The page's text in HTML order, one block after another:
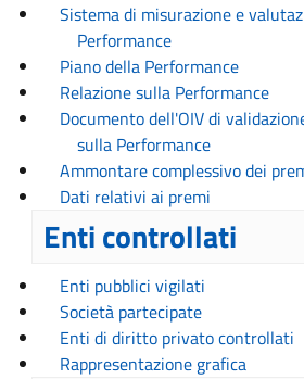
Sistema di misurazione e
Performance
Piano della Performance
Relazione sulla Performance
Documento dell'OIV di
sulla Performance
Ammontare complessivo dei
Dati relativi ai premi
Enti controllati
Enti pubblici vigilati
Società partecipate
Enti di diritto privato controllati
Rappresentazione grafica